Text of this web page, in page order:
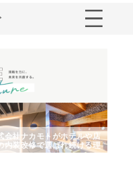
会社ナカモトがホテルや店
内装改修で選ばれ続ける理